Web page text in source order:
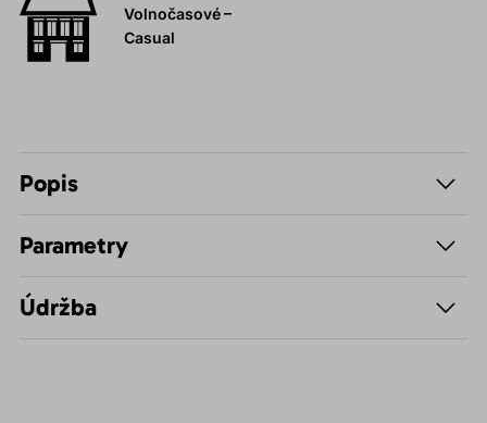
Volnočasové –
Casual
Popis
Parametry
Údržba